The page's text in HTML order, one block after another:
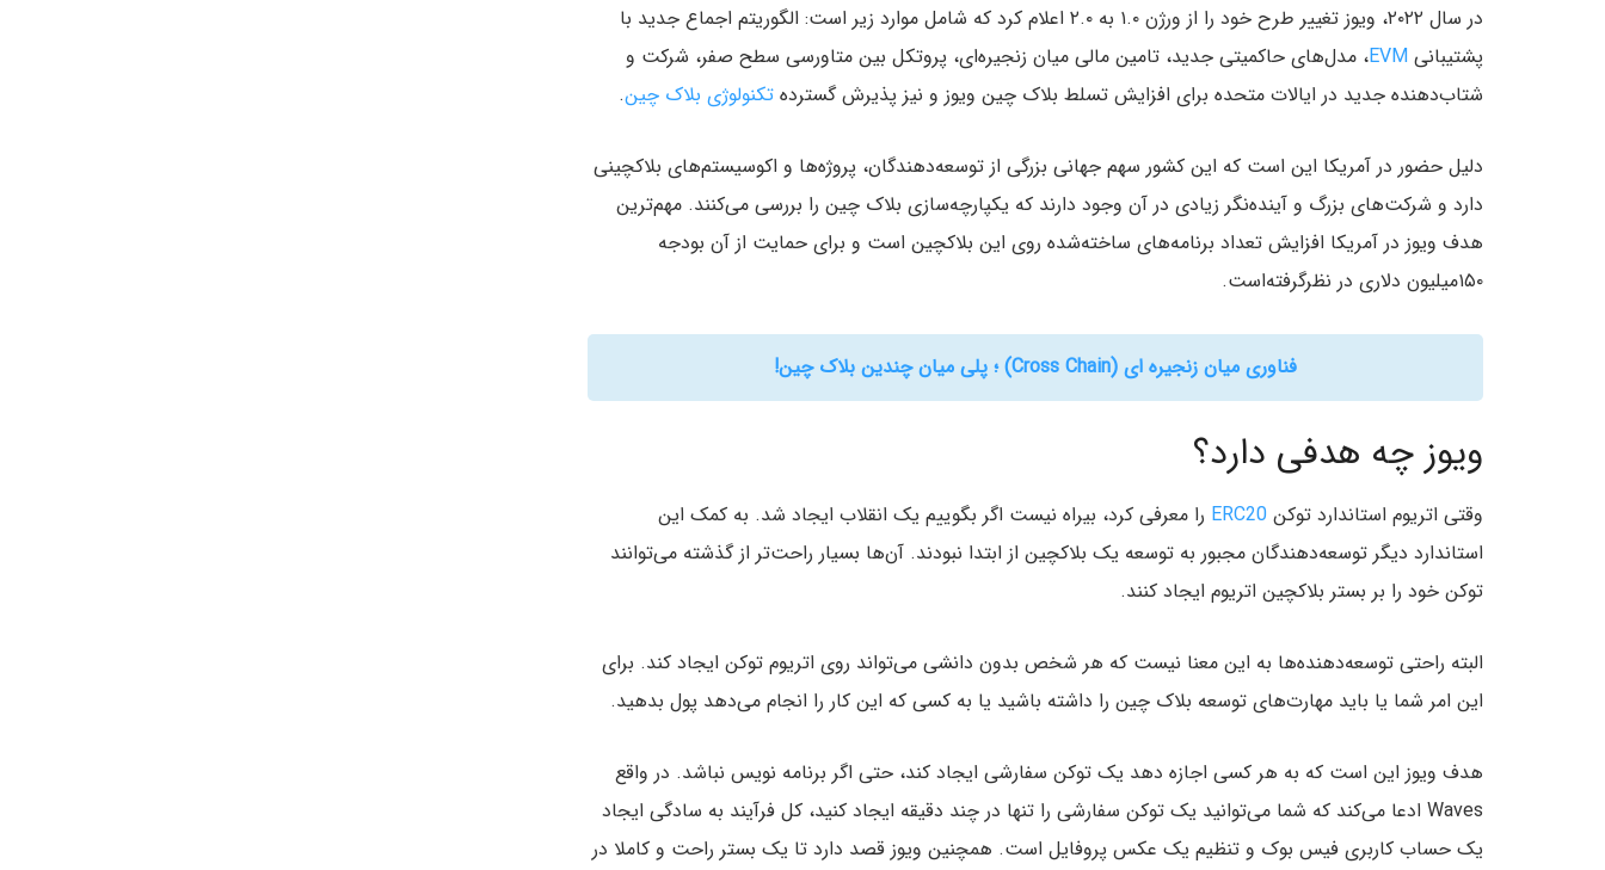
در سال ۲۰۲۲، ویوز تغییر طرح خود را از ورژن ۱.۰ به ۲.۰ اعلام کرد که شامل موارد زیر است: الگوریتم اجماع جدید با
پشتیبانی EVM، مدل‌های حاکمیتی جدید، تامین مالی میان زنجیره‌ای، پروتکل بین متاورسی سطح صفر، شرکت و
شتاب‌دهنده جدید در ایالات متحده برای افزایش تسلط بلاک چین ویوز و نیز پذیرش گسترده تکنولوژی بلاک چین.
دلیل حضور در آمریکا این است که این کشور سهم جهانی بزرگی از توسعه‌دهندگان، پروژه‌ها و اکوسیستم‌های بلاکچینی
دارد و شرکت‌های بزرگ و آینده‌نگر زیادی در آن وجود دارند که یکپارچه‌سازی بلاک چین را بررسی می‌کنند. مهم‌ترین
هدف ویوز در آمریکا افزایش تعداد برنامه‌های ساخته‌شده روی این بلاکچین است و برای حمایت از آن بودجه
۱۵۰میلیون دلاری در نظرگرفته‌است.
فناوری میان زنجیره ای (Cross Chain) ؛ پلی میان چندین بلاک چین!
ویوز چه هدفی دارد؟
وقتی اتریوم استاندارد توکن ERC20 را معرفی کرد،‌ بیراه نیست اگر بگوییم یک انقلاب ایجاد شد. به کمک این
استاندارد دیگر توسعه‌دهندگان مجبور به توسعه یک بلاکچین از ابتدا نبودند. آن‌‌ها بسیار راحت‌تر از گذشته می‌توانند
توکن خود را بر بستر بلاکچین اتریوم ایجاد کنند.
البته راحتی توسعه‌دهنده‌ها به این معنا نیست که هر شخص بدون دانشی می‌تواند روی اتریوم توکن ایجاد کند. برای
این امر شما یا باید مهارت‌های توسعه بلاک چین را داشته باشید یا به کسی که این کار را انجام می‌دهد پول بدهید.
هدف ویوز این است که به هر کسی اجازه دهد یک توکن سفارشی ایجاد کند، حتی اگر برنامه نویس نباشد. در واقع
Waves ادعا می‌کند که شما می‌توانید یک توکن سفارشی را تنها در چند دقیقه ایجاد کنید، کل فرآیند به سادگی ایجاد
یک حساب کاربری فیس بوک و تنظیم یک عکس پروفایل است. همچنین ویوز قصد دارد تا یک بستر راحت و کاملا در